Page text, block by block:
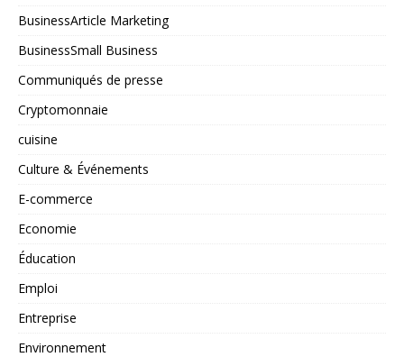
BusinessArticle Marketing
BusinessSmall Business
Communiqués de presse
Cryptomonnaie
cuisine
Culture & Événements
E-commerce
Economie
Éducation
Emploi
Entreprise
Environnement